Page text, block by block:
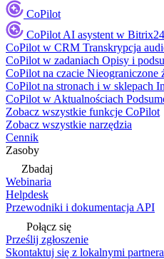
CoPilot
CoPilot AI asystent w Bitrix24
CoPilot w CRM Transkrypcja
CoPilot w zadaniach Opisy i
CoPilot na czacie Nieograniczone
CoPilot na stronach i w sklepach
CoPilot w Aktualnościach
Zobacz wszystkie funkcje CoPilot
Zobacz wszystkie narzędzia
Cennik
Zasoby
Zbadaj
Webinaria
Helpdesk
Przewodniki i dokumentacja API
Połącz się
Prześlij zgłoszenie
Skontaktuj się z lokalnymi